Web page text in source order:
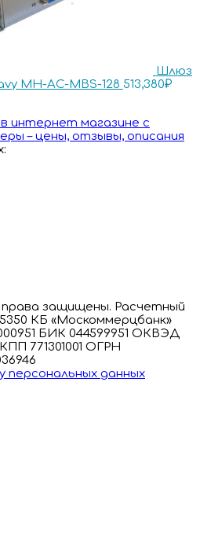
Шлюз
MH-AC-MBS-128 513,380₽
права защищены. Расчетный
КБ «Москоммерцбанк»
БИК 044599951 ОКВЭД
771301001 ОГРН
персональных данных